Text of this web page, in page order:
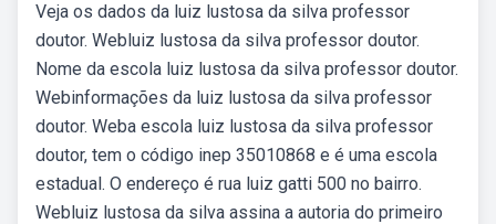
Veja os dados da luiz lustosa da silva professor
doutor. Webluiz lustosa da silva professor doutor.
Nome da escola luiz lustosa da silva professor doutor.
Webinformações da luiz lustosa da silva professor
doutor. Weba escola luiz lustosa da silva professor
doutor, tem o código inep 35010868 e é uma escola
estadual. O endereço é rua luiz gatti 500 no bairro.
Webluiz lustosa da silva assina a autoria do primeiro